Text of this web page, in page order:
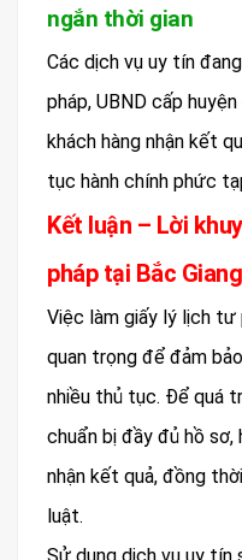
ngắn thời gian
Các dịch vụ uy tín
pháp, UBND cấp
khách hàng nhận kết
tục hành chính phức
Kết luận – Lời
pháp tại Bắc Giang
Việc làm giấy lý lịch tư
quan trọng để đảm
nhiều thủ tục. Để quá
chuẩn bị đầy đủ hồ sơ,
nhận kết quả, đồng
luật.